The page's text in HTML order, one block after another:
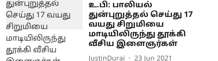
உ.பி: பாலியல்
துன்புறுத்தல் செய்து 17
வயது சிறுமியை
மாடியிலிருந்து தூக்கி
வீசிய இளைஞர்கள்
JustinDurai
23 Jun 2021